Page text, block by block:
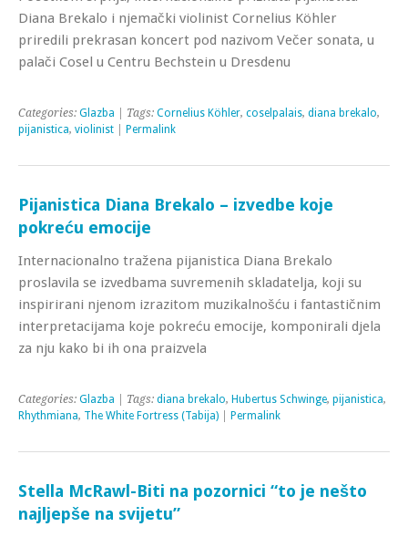
Diana Brekalo i njemački violinist Cornelius Köhler
priredili prekrasan koncert pod nazivom Večer sonata, u
palači Cosel u Centru Bechstein u Dresdenu
Categories: Glazba | Tags: Cornelius Köhler, coselpalais, diana brekalo,
pijanistica, violinist Permalink
Pijanistica Diana Brekalo – izvedbe koje
pokreću emocije
Internacionalno tražena pijanistica Diana Brekalo
proslavila se izvedbama suvremenih skladatelja, koji su
inspirirani njenom izrazitom muzikalnošću i fantastičnim
interpretacijama koje pokreću emocije, komponirali djela
za nju kako bi ih ona praizvela
Categories: Glazba | Tags: diana brekalo, Hubertus Schwinge, pijanistica,
Rhythmiana, The White Fortress (Tabija) Permalink
Stella McRawl-Biti na pozornici “to je nešto
najljepše na svijetu”